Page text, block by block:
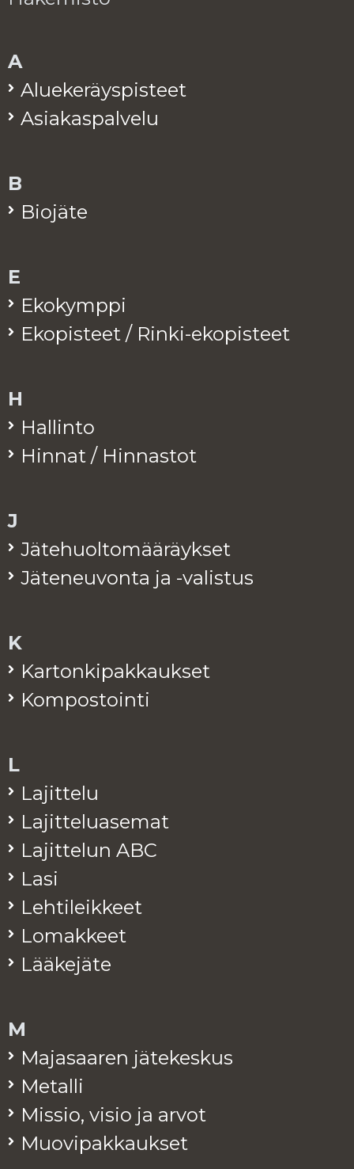
A
Alue­ke­räys­pis­teet
Asia­kas­pal­ve­lu
B
Bio­jä­te
E
Eko­kymp­pi
Eko­pis­teet / Rinki-eko­pis­teet
H
Hal­lin­to
Hin­nat / Hin­nas­tot
J
Jä­te­huol­to­mää­räyk­set
Jä­te­neu­von­ta ja -va­lis­tus
K
Kar­ton­ki­pak­kauk­set
Kom­pos­toin­ti
L
La­jit­te­lu
La­jit­te­lua­se­mat
La­jit­te­lun ABC
Lasi
Leh­ti­leik­keet
Lo­mak­keet
Lää­ke­jä­te
M
Ma­ja­saa­ren jä­te­kes­kus
Me­tal­li
Mis­sio, visio ja arvot
Muo­vi­pak­kauk­set